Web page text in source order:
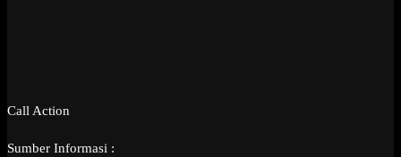
Call Action
Sumber Informasi :